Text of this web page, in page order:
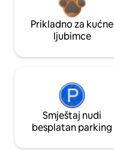
Prikladno za kućne
ljubimce
Smještaj nudi
besplatan parking